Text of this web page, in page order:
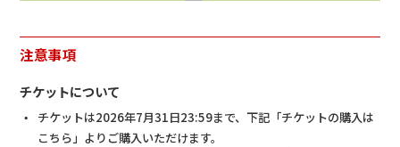
注意事項
チケットについて
チケットは2026年7月31日23:59まで、下記「チケットの購入は
こちら」よりご購入いただけます。